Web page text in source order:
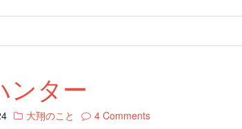
ンター
大翔のこと
4 Comments